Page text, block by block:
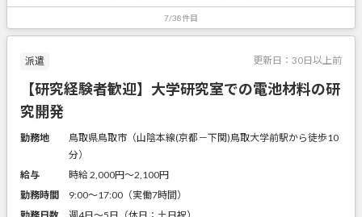
7/38件目
派遣 更新日： 30日以上前
【研究経験者歓迎】大学研究室での電池材料の研
究開発
勤務地
鳥取県鳥取市（山陰本線(京都－下関)鳥取大学前駅から徒歩10
分）
給与
時給 2,000円〜2,100円
勤務時間
9:00～17:00（実働7時間）